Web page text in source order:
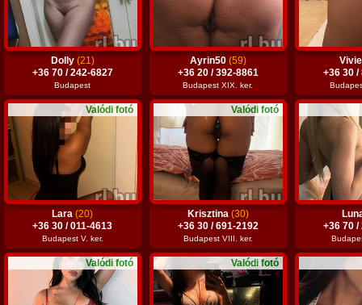
Dolly (21)
+36 70 / 242-6827
Budapest
Ayrin50 (59)
+36 20 / 392-8861
Budapest XIX. ker.
+36 30 /
Valódi fotó
Lara(20)
+36 30 / 011-4613
Budapest V. ker.
Valódi fotó
Krisztina (30)
+36 30 / 691-2192
Budapest VIII. ker.
+36 70 /
Valódi fotó Valódi fotó